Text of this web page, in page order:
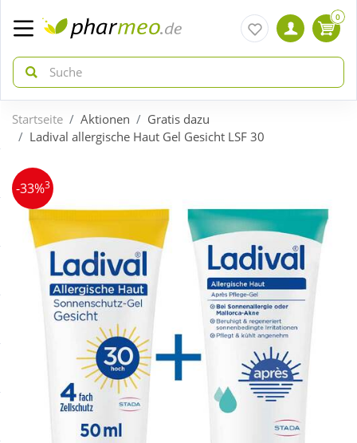
zurück
ÜBERSICHT AKTIONEN
Aktuelle Coupons
Gratis dazu
Neuheiten
Schnäppchen
zurück
ÜBERSICHT KATEGORIEN
Arzneimittel
Bio & Genuss
Diabetes
Körperpflege & Kosmetik
Liebe & Erotik
0
Startseite Aktionen
Gratis dazu
Ladival allergische Haut Gel Gesicht LSF 30
-33%3